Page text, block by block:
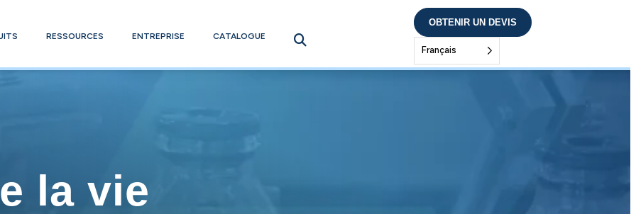
RESSOURCES ENTREPRISE CATALOGUE
OBTENIR UN DEVIS
Français
la vie